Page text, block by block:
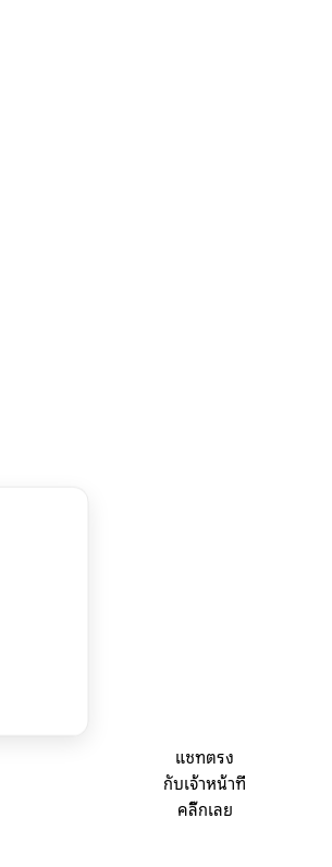
แชทตรง
กับเจ้าหน้าที่
คลิ๊กเลย